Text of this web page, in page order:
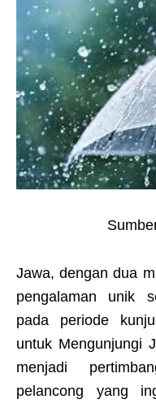
Jawa, dengan dua
pengalaman unik
pada periode
untuk Mengunjungi
menjadi
pelancong yang